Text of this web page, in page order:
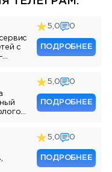
с
5,0 0
ПОДРОБНЕЕ
5,0 0
ПОДРОБНЕЕ
5,0 0
ПОДРОБНЕЕ